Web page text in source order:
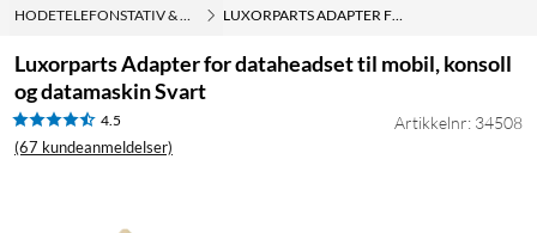
HODETELEFONSTATIV & TILBEHØR LUXORPARTS ADAPTER FOR DATAHEADSET TIL MOBIL, KONSOLL OG DATAMASKIN SVART
Luxorparts Adapter for dataheadset til mobil, konsoll
og datamaskin Svart
4.5
(67 kundeanmeldelser)
Artikkelnr: 34508